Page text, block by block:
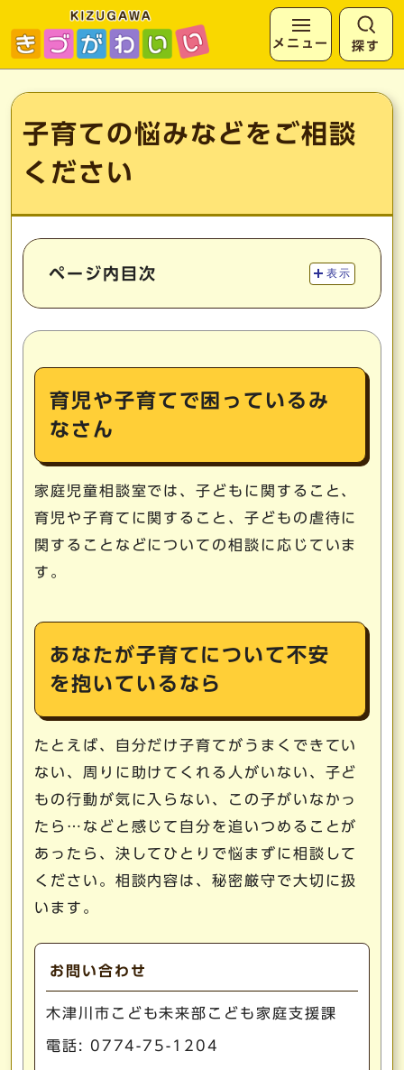
ページの先頭です
メニュー 探す
ここから本文です
子育ての悩みなどをご相談
ください
ページ内目次 表示
育児や子育てで困っているみ
なさん
家庭児童相談室では、子どもに関すること、
育児や子育てに関すること、子どもの虐待に
関することなどについての相談に応じていま
す。
あなたが子育てについて不安
を抱いているなら
たとえば、自分だけ子育てがうまくできてい
ない、周りに助けてくれる人がいない、子ど
もの行動が気に入らない、この子がいなかっ
たら…などと感じて自分を追いつめることが
あったら、決してひとりで悩まずに相談して
ください。相談内容は、秘密厳守で大切に扱
います。
お問い合わせ
木津川市こども未来部こども家庭支援課
電話: 0774-75-1204